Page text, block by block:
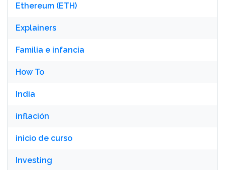
Ethereum (ETH)
Explainers
Familia e infancia
How To
India
inflación
inicio de curso
Investing